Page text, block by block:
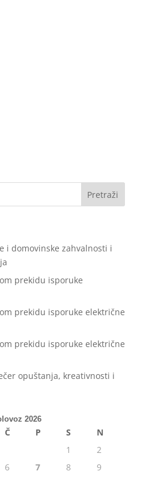
i domovinske zahvalnosti i
prekidu isporuke
prekidu isporuke električne
prekidu isporuke električne
opuštanja, kreativnosti i
2026
Č P S
N
1
2
6 7 8 9